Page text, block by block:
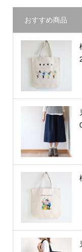
おすすめ商品